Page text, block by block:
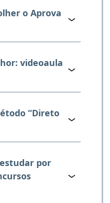
o Aprova
videoaula
“Direto
por